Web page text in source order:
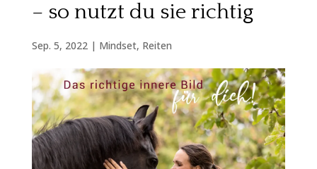
– so nutzt du sie richtig
Sep. 5, 2022| Mindset, Reiten